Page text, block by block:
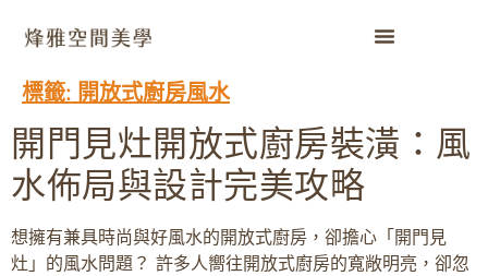
標籤: 開放式廚房風水
開門見灶開放式廚房裝潢：風
水佈局與設計完美攻略
想擁有兼具時尚與好風水的開放式廚房，卻擔心「開門見
灶」的風水問題？ 許多人嚮往開放式廚房的寬敞明亮，卻忽